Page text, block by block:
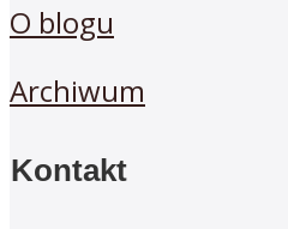
O blogu
Archiwum
Kontakt